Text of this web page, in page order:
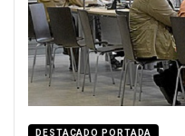
DESTACADO PORTADA